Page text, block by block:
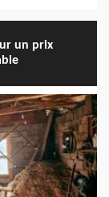
un prix